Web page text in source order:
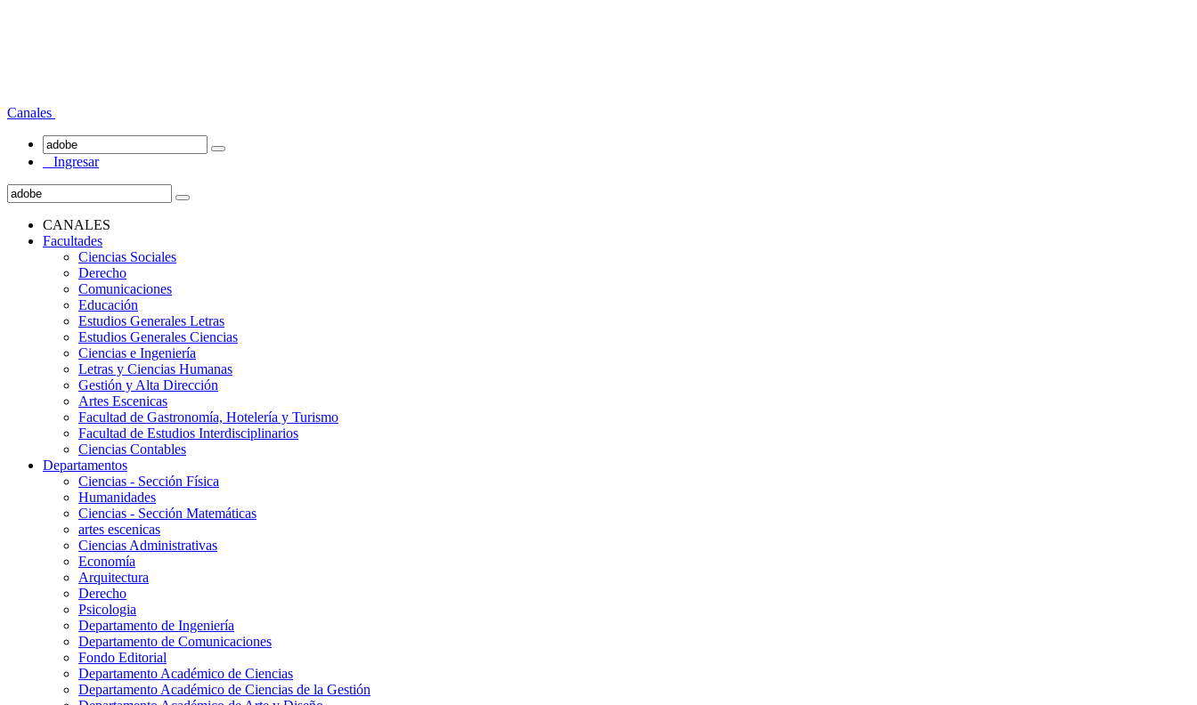
Canales
Ingresar
CANALES
Facultades
Ciencias Sociales
Derecho
Comunicaciones
Educación
Estudios Generales Letras
Estudios Generales Ciencias
Ciencias e Ingeniería
Letras y Ciencias Humanas
Gestión y Alta Dirección
Artes Escenicas
Facultad de Gastronomía, Hotelería y Turismo
Facultad de Estudios Interdisciplinarios
Ciencias Contables
Departamentos
Ciencias - Sección Física
Humanidades
Ciencias - Sección Matemáticas
artes escenicas
Ciencias Administrativas
Economía
Arquitectura
Derecho
Psicologia
Departamento de Ingeniería
Departamento de Comunicaciones
Fondo Editorial
Departamento Académico de Ciencias
Departamento Académico de Ciencias de la Gestión